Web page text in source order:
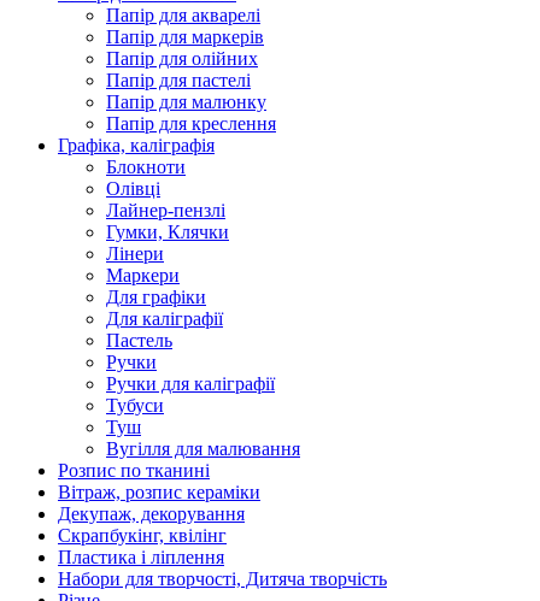
Папір для акварелі
Папір для маркерів
Папір для олійних
Папір для пастелі
Папір для малюнку
Папір для креслення
Графіка, каліграфія
Блокноти
Олівці
Лайнер-пензлі
Гумки, Клячки
Лінери
Маркери
Для графіки
Для каліграфії
Пастель
Ручки
Ручки для каліграфії
Тубуси
Туш
Вугілля для малювання
Розпис по тканині
Вітраж, розпис кераміки
Декупаж, декорування
Скрапбукінг, квілінг
Пластика і ліплення
Набори для творчості, Дитяча творчість